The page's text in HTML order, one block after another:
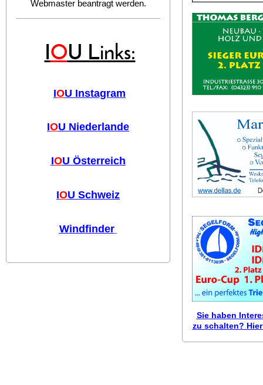
Webmaster beantragt werden.
IOU Links:
IOU Instagram
IOU Niederlande
IOU Österreich
IOU Schweiz
Windfinder
Sie haben
zu schalten?